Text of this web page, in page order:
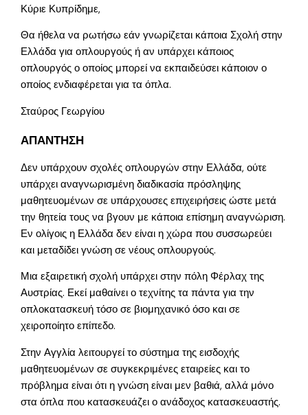
Κύριε Κυπρίδημε,
Θα ήθελα να ρωτήσω εάν γνωρίζεται κάποια Σχολή στην
Ελλάδα για οπλουργούς ή αν υπάρχει κάποιος
οπλουργός ο οποίος μπορεί να εκπαιδεύσει κάποιον ο
οποίος ενδιαφέρεται για τα όπλα.
Σταύρος Γεωργίου
ΑΠΑΝΤΗΣΗ
Δεν υπάρχουν σχολές οπλουργών στην Ελλάδα, ούτε
υπάρχει αναγνωρισμένη διαδικασία πρόσληψης
μαθητευομένων σε υπάρχουσες επιχειρήσεις ώστε μετά
την θητεία τους να βγουν με κάποια επίσημη αναγνώριση.
Εν ολίγοις η Ελλάδα δεν είναι η χώρα που συσσωρεύει
και μεταδίδει γνώση σε νέους οπλουργούς.
Μια εξαιρετική σχολή υπάρχει στην πόλη Φέρλαχ της
Αυστρίας. Εκεί μαθαίνει ο τεχνίτης τα πάντα για την
οπλοκατασκευή τόσο σε βιομηχανικό όσο και σε
χειροποίητο επίπεδο.
Στην Αγγλία λειτουργεί το σύστημα της εισδοχής
μαθητευομένων σε συγκεκριμένες εταιρείες και το
πρόβλημα είναι ότι η γνώση είναι μεν βαθιά, αλλά μόνο
στα όπλα που κατασκευάζει ο ανάδοχος κατασκευαστής.